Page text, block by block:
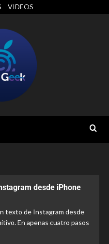
VIDEOS
desde iPhone
texto de Instagram desde
En apenas cuatro pasos